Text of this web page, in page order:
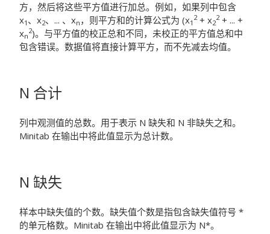
方，然后将这些平方值进行加总。例如，如果列中包含
x1 、x2、... 、xn ，则平方和的计算公式为 (x1
2+ x2
2+ ... +
xn
2)。与平方值的校正总和不同，未校正的平方值总和中
包含错误。数据值将直接计算平方，而不先减去均值。
N 合计
列中观测值的总数。 用于表示 N 缺失和 N 非缺失之和。
Minitab 在输出中将此值显示为总计数。
N 缺失
样本中缺失值的个数。缺失值个数是指包含缺失值符号 *
的单元格数。 Minitab 在输出中将此值显示为 N*。